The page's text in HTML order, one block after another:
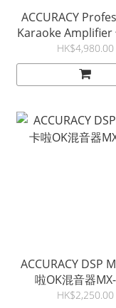
ACCURACY
Karaoke Amplifier
擴音機 KA-
HK$4,980.00
ACCURACY DSP
啦OK混音器
HK$2,250.00